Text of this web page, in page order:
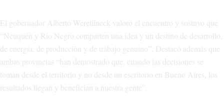
El gobernador Alberto Weretilneck valoró el encuentro y sostuvo que
“Neuquén y Río Negro comparten una idea y un destino de desarrollo,
de energía, de producción y de trabajo genuino”. Destacó además que
ambas provincias “han demostrado que, cuando las decisiones se
toman desde el territorio y no desde un escritorio en Bueno Aires, los
resultados llegan y benefician a nuestra gente”.